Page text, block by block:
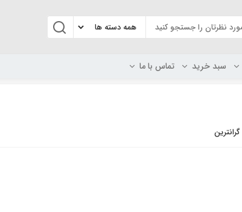
سبد خرید تماس با ما
گرانترین